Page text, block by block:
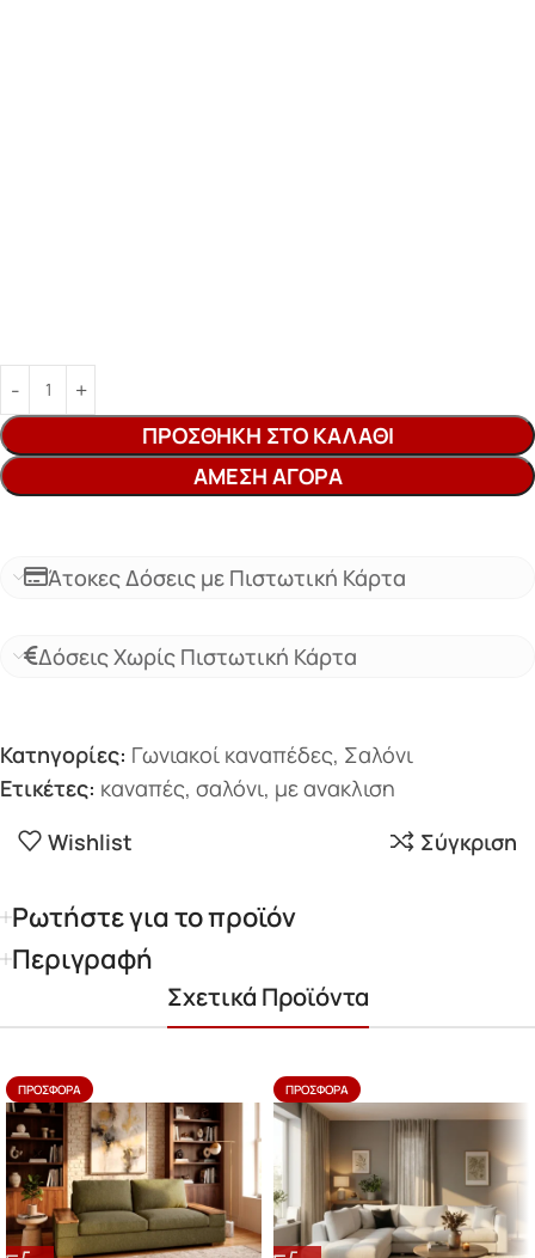
ΠΡΟΣΘΉΚΗ ΣΤΟ ΚΑΛΆΘΙ
ΆΜΕΣΗ ΑΓΟΡΆ
Άτοκες Δόσεις με Πιστωτική Κάρτα
Δόσεις Χωρίς Πιστωτική Κάρτα
Κατηγορίες: Γωνιακοί καναπέδες, Σαλόνι
Ετικέτες: καναπές, σαλόνι, με ανακλιση​
Wishlist
Σύγκριση
Ρωτήστε για το προϊόν
Περιγραφή
Σχετικά Προϊόντα
ΠΡΟΣΦΟΡΆ ΠΡΟΣΦΟΡΆ